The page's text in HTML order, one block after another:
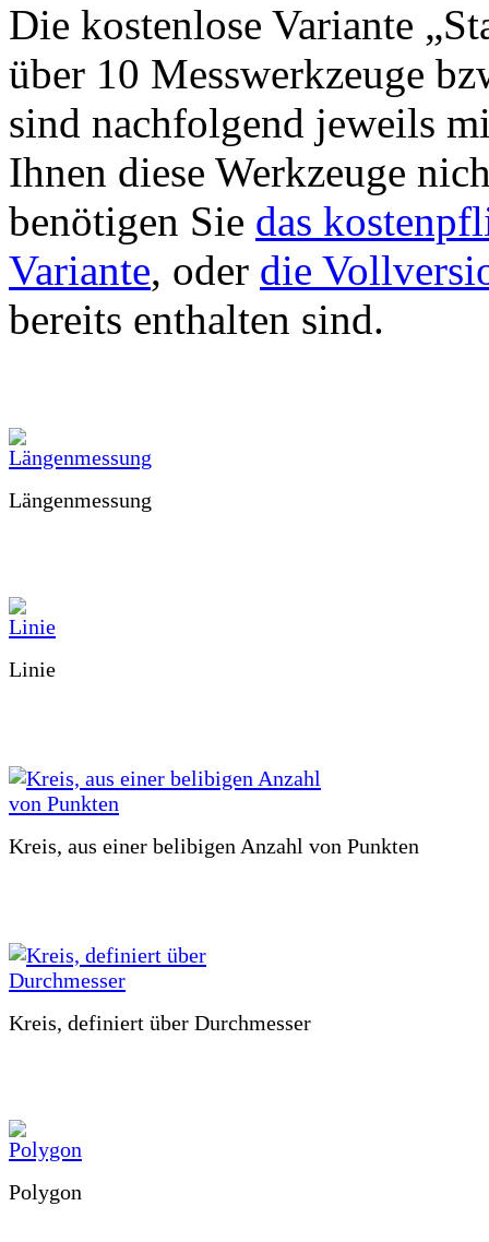
Die kostenlose Variante
über 10 Messwerkzeuge
sind nachfolgend jeweils
Ihnen diese Werkzeuge
benötigen Sie das
Variante, oder die
bereits enthalten sind.
Längenmessung
Linie
Kreis, aus einer belibigen Anzahl von Punkten
Kreis, definiert über Durchmesser
Polygon